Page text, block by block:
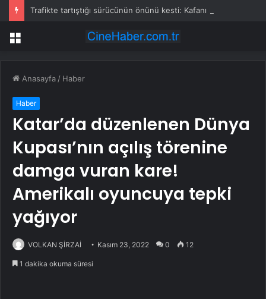
Trafikte tartıştığı sürücünün önünü kesti: Kafanı keserim
Menü
Anasayfa / Haber
Haber
Katar’da düzenlenen Dünya
Kupası’nın açılış törenine
damga vuran kare!
Amerikalı oyuncuya tepki
yağıyor
VOLKAN ŞİRZAİ Kasım 23, 2022 0 12
1 dakika okuma süresi